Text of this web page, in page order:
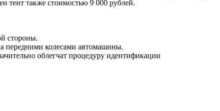
тент также стоимостью 9 000 рублей.
стороны.
передними колесами автомашины.
облегчат процедуру идентификации